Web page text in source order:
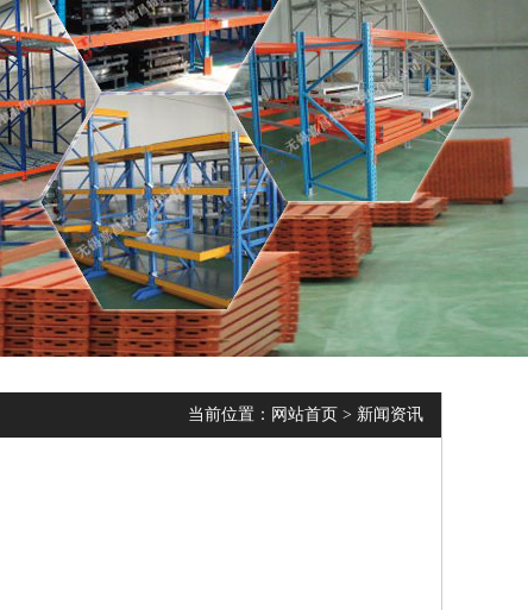
当前位置： 网站首页 > 新闻资讯